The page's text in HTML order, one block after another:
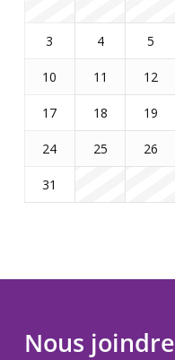
3 4 5
10 11 12
17 18 19
24 25 26
31
Nous joindre